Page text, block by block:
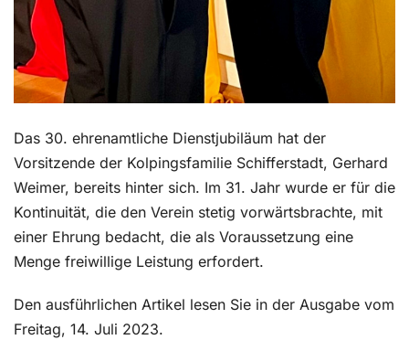
Das 30. ehrenamtliche Dienstjubiläum hat der
Vorsitzende der Kolpingsfamilie Schifferstadt, Gerhard
Weimer, bereits hinter sich. Im 31. Jahr wurde er für die
Kontinuität, die den Verein stetig vorwärtsbrachte, mit
einer Ehrung bedacht, die als Voraussetzung eine
Menge freiwillige Leistung erfordert.
Den ausführlichen Artikel lesen Sie in der Ausgabe vom
Freitag, 14. Juli 2023.